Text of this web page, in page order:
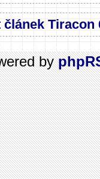
článek Tiracon
by